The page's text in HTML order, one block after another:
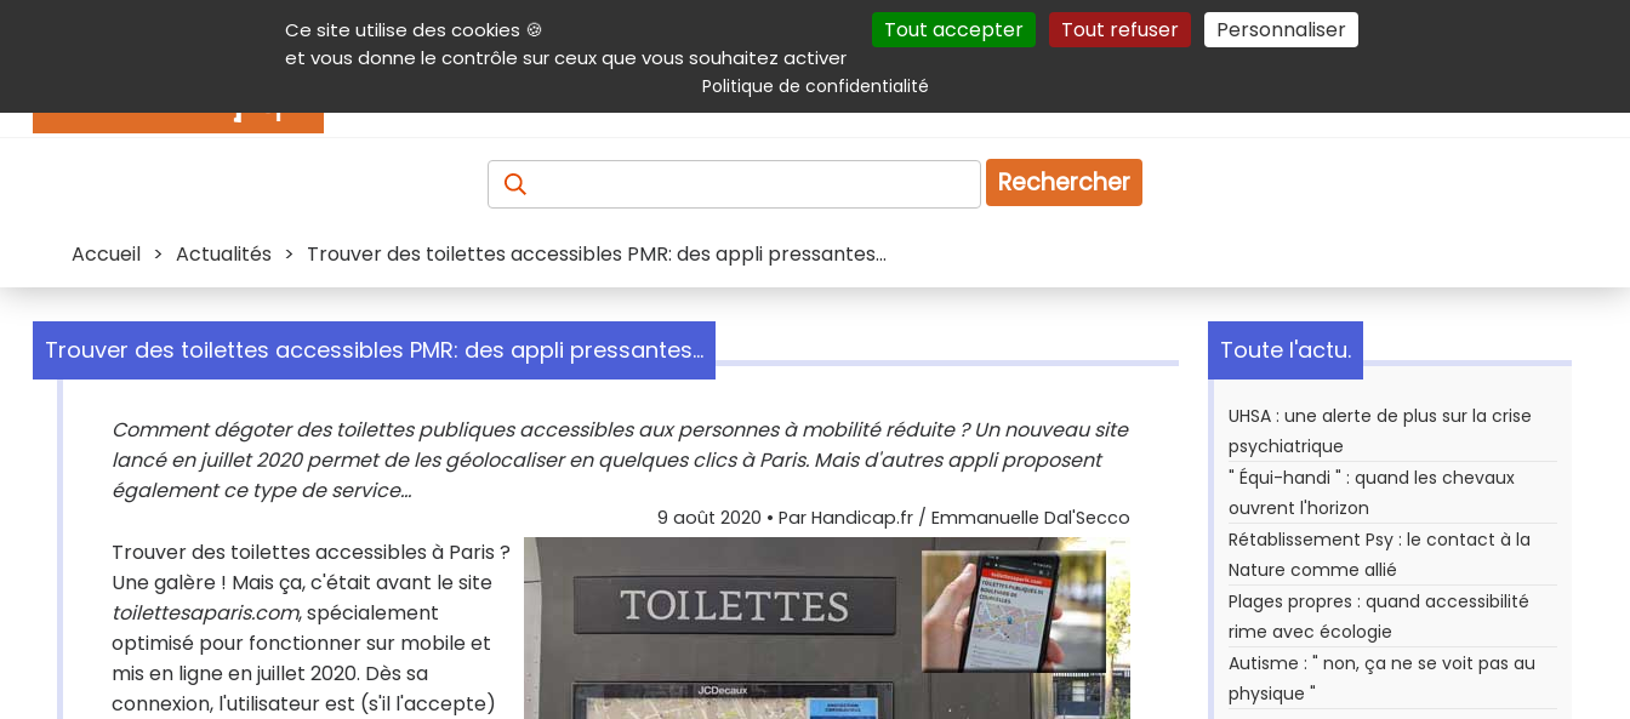
Ce site utilise des cookies 🍪
et vous donne le contrôle sur ceux que vous souhaitez activer
Tout accepter Tout refuser Personnaliser
Politique de confidentialité
Contenu Aide et accessibilité Menu principal Autres services Plan du site Gestion des cookies
Produits & services Emploi Droit
Rechercher
Accueil > Actualités > Trouver des toilettes accessibles PMR: des appli pressantes...
Trouver des toilettes accessibles PMR: des appli pressantes...
Comment dégoter des toilettes publiques accessibles aux personnes à mobilité réduite ? Un nouveau site
lancé en juillet 2020 permet de les géolocaliser en quelques clics à Paris. Mais d'autres appli proposent
également ce type de service...
9 août 2020 • Par Handicap.fr / Emmanuelle Dal'Secco
Trouver des toilettes accessibles à Paris ?
Une galère ! Mais ça, c'était avant le site
toilettesaparis.com, spécialement
optimisé pour fonctionner sur mobile et
mis en ligne en juillet 2020. Dès sa
connexion, l'utilisateur est (s'il l'accepte)
Toute l'actu.
UHSA : une alerte de plus sur la crise
psychiatrique
" Équi-handi " : quand les chevaux
ouvrent l'horizon
Rétablissement Psy : le contact à la
Nature comme allié
Plages propres : quand accessibilité
rime avec écologie
Autisme : " non, ça ne se voit pas au
physique "